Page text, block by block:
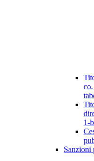
1-
Sanzioni